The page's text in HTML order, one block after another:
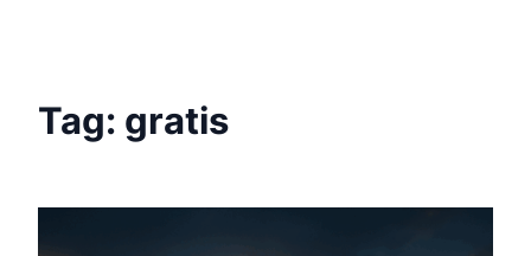
Tag: gratis